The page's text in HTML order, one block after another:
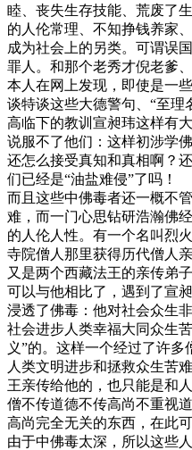
睦、丧失生存技能、荒废了
的人伦常理、不知挣钱养家
成为社会上的另类。可谓误
罪人。和那个老秀才倪老爹
本人在网上发现，即使是一
谈特谈这些大德警句、“至理
高临下的教训宣昶玮这样有
说服不了他们：这样初涉学
还怎么接受真知和真相啊？
们已经是“油盐难侵”了吗！
而且这些中佛毒者还一概不
难，而一门心思钻研浩瀚佛
的人伦人性。有一个名叫烈
寺院僧人那里获得历代僧人
又是两个西藏法王的亲传弟
可以与他相比了，遇到了宣
浸透了佛毒：他对社会众生
社会进步人类幸福大同众生
义”的。这样一个经过了许
人类文明进步和拯救众生苦
王亲传给他的，也只能是和
僧不传道德不传高尚不重视
高尚完全无关的东西，在此
由于中佛毒太深，所以这些